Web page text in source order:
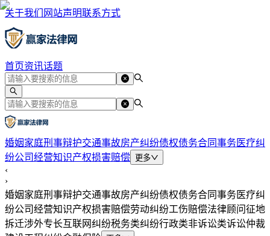
关于我们 网站声明联系方式
首页资讯话题
婚姻家庭刑事辩护交通事故房产纠纷债权债务合同事务医疗纠
纷公司经营知识产权损害赔偿 更多
‹
›
婚姻家庭刑事辩护交通事故房产纠纷债权债务合同事务医疗纠
纷公司经营知识产权损害赔偿劳动纠纷工伤赔偿法律顾问征地
拆迁涉外专长互联网纠纷税务类纠纷行政类非诉讼类诉讼仲裁